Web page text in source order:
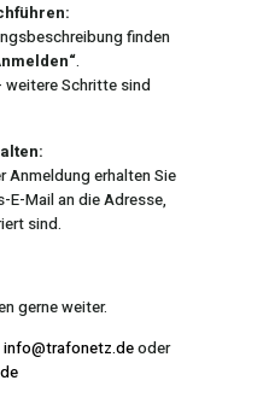
finden
.
weitere Schritte sind
Anmeldung erhalten Sie
E-Mail an die Adresse,
sind.
gerne weiter.
info@trafonetz.deoder